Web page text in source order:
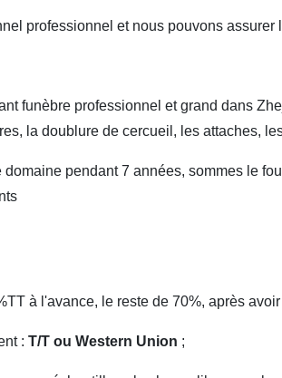
professionnel et nous pouvons assurer
funèbre professionnel et grand dans
la doublure de cercueil, les attaches,
domaine pendant 7 années, sommes le
à l'avance, le reste de 70%, après
: T/T ou Western Union ;